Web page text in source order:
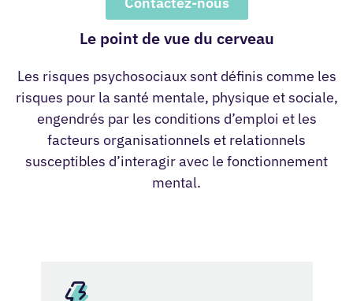
Le point de vue du cerveau
Les risques psychosociaux sont définis comme les
risques pour la santé mentale, physique et sociale,
engendrés par les conditions d’emploi et les
facteurs organisationnels et relationnels
susceptibles d’interagir avec le fonctionnement
mental.